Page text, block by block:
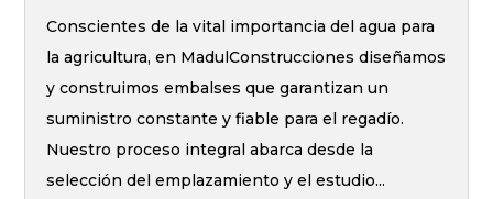
Conscientes de la vital importancia del agua para
la agricultura, en MadulConstrucciones diseñamos
y construimos embalses que garantizan un
suministro constante y fiable para el regadío.
Nuestro proceso integral abarca desde la
selección del emplazamiento y el estudio...